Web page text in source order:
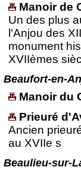
Manoir de
Un des plus
l'Anjou des
monument
XVIIèmes
Beaufort-en-
Manoir du
Prieuré
Ancien
au XVIIe s
Beaulieu-sur-